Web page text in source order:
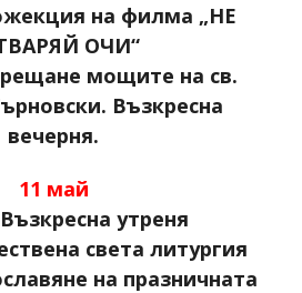
на филма „НЕ
ОЧИ“
мощите на св.
Възкресна
вечерня.
11 май
утреня
света литургия
на празничната